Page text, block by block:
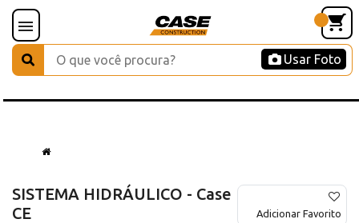
Usar Foto
SISTEMA HIDRÁULICO - Case
CE
Adicionar Favorito